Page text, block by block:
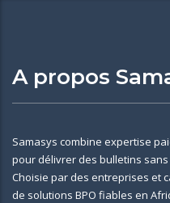
A propos
Samasys combine expertise
pour délivrer des bulletins
Choisie par des entreprises et
de solutions BPO fiables en